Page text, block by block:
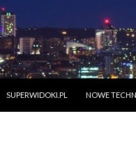
SUPERWIDOKI.PL
NOWE